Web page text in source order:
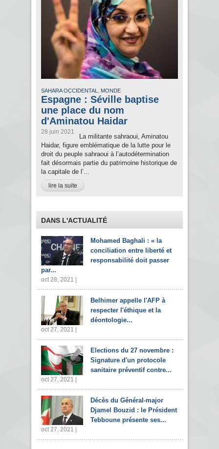
SAHARA OCCIDENTAL , MONDE
Espagne : Séville baptise
une place du nom
d'Aminatou Haidar
28 juin 2021
La militante sahraoui, Aminatou
Haidar, figure emblématique de la lutte pour le
droit du peuple sahraoui à l’autodétermination
fait désormais partie du patrimoine historique de
la capitale de l’...
lire la suite
DANS L'ACTUALITÉ
Mohamed Baghali : « la
conciliation entre liberté et
responsabilité doit passer
par...
oct 28, 2021 |
Belhimer appelle l'AFP à
respecter l'éthique et la
déontologie...
oct 27, 2021 |
Elections du 27 novembre :
Signature d'un protocole
sanitaire préventif contre...
oct 27, 2021 |
Décès du Général-major
Djamel Bouzid : le Président
Tebboune présente ses...
oct 27, 2021 |